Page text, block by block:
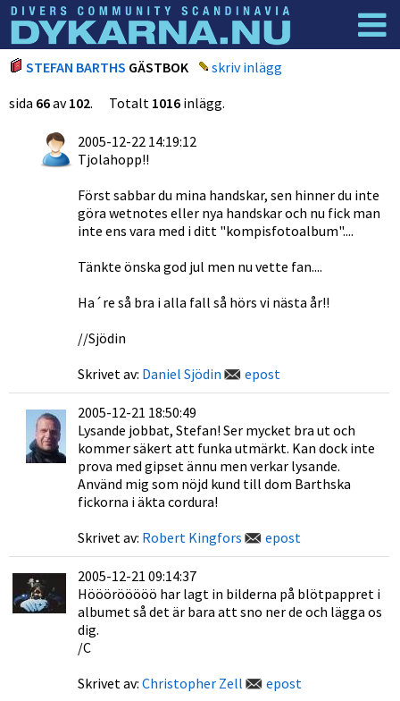
Dyknyheter
STEFAN BARTHS GÄSTBOK
skriv inlägg
sida 66av102. Totalt 1016 inlägg.
2005-12-22 14:19:12
Tjolahopp!!
Först sabbar du mina handskar, sen hinner du inte
göra wetnotes eller nya handskar och nu fick man
inte ens vara med i ditt "kompisfotoalbum"....
Tänkte önska god jul men nu vette fan....
Ha´re så bra i alla fall så hörs vi nästa år!!
//Sjödin
Skrivet av: Daniel Sjödin epost
2005-12-21 18:50:49
Lysande jobbat, Stefan! Ser mycket bra ut och
kommer säkert att funka utmärkt. Kan dock inte
prova med gipset ännu men verkar lysande.
Använd mig som nöjd kund till dom Barthska
fickorna i äkta cordura!
Skrivet av: Robert Kingfors epost
2005-12-21 09:14:37
Hööörööööö har lagt in bilderna på blötpappret i
albumet så det är bara att sno ner de och lägga os
dig.
/C
Skrivet av: Christopher Zell epost